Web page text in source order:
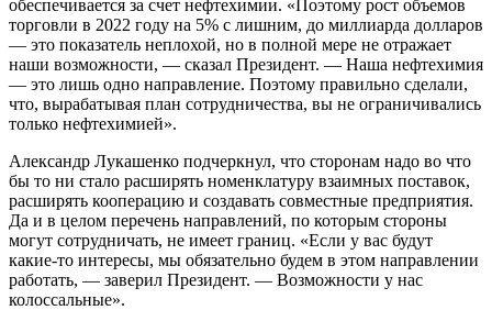
обеспечивается за счет нефтехимии. «Поэтому рост объемов
торговли в 2022 году на 5% с лишним, до миллиарда долларов
— это показатель неплохой, но в полной мере не отражает
наши возможности, — сказал Президент. — Наша нефтехимия
— это лишь одно направление. Поэтому правильно сделали,
что, вырабатывая план сотрудничества, вы не ограничивались
только нефтехимией».
Александр Лукашенко подчеркнул, что сторонам надо во что
бы то ни стало расширять номенклатуру взаимных поставок,
расширять кооперацию и создавать совместные предприятия.
Да и в целом перечень направлений, по которым стороны
могут сотрудничать, не имеет границ. «Если у вас будут
какие-то интересы, мы обязательно будем в этом направлении
работать, — заверил Президент. — Возможности у нас
колоссальные».